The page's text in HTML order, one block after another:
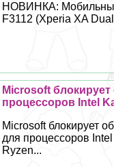
НОВИНКА:
F3112 (Xperia XA
Microsoft
процессоров Intel
Microsoft блокирует
для процессоров
Ryzen...